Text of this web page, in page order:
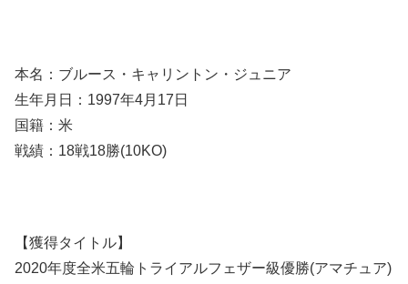
本名：ブルース・キャリントン・ジュニア
生年月日：1997年4月17日
国籍：米
戦績：18戦18勝(10KO)
【獲得タイトル】
2020年度全米五輪トライアルフェザー級優勝(アマチュア)